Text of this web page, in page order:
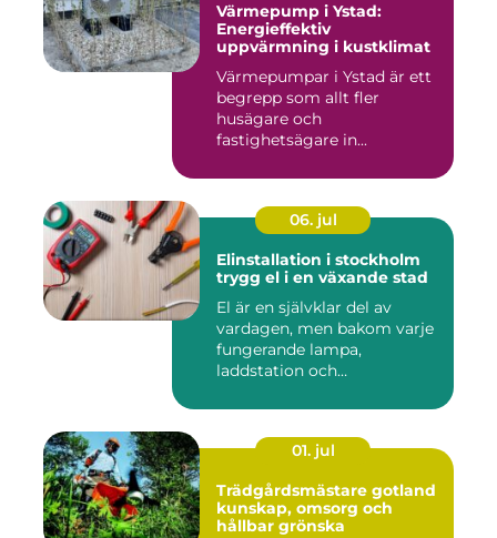
Värmepump i Ystad:
Energieffektiv
uppvärmning i kustklimat
Värmepumpar i Ystad är ett
begrepp som allt fler
husägare och
fastighetsägare in...
06. jul
Elinstallation i stockholm
trygg el i en växande stad
El är en självklar del av
vardagen, men bakom varje
fungerande lampa,
laddstation och
01. jul
Trädgårdsmästare gotland
kunskap, omsorg och
hållbar grönska